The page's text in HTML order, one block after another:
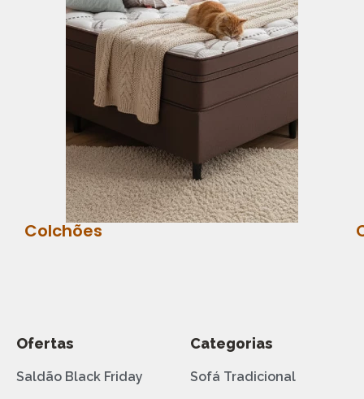
Colchões
Ofertas
Saldão Black Friday
Categorias
Sofá Tradicional